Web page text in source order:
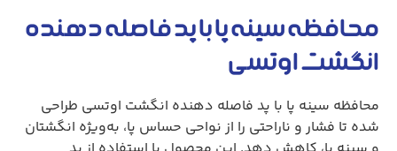
محافظه سینه پا با پد فاصله دهنده
انگشت اوتسی
محافظه سینه پا با پد فاصله دهنده انگشت اوتسی طراحی
شده تا فشار و ناراحتی را از نواحی حساس پا، به‌ویژه انگشتان